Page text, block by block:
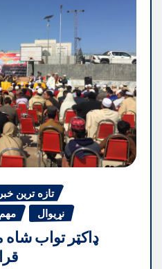
تازه ترین
نړیوال
ډاکټر تواب